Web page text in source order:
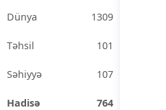
Dünya 1309
Təhsil 101
Səhiyyə 107
Hadisə 764